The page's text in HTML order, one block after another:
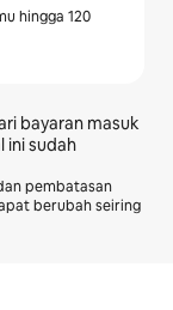
hingga 120
bayaran masuk
ini sudah
pembatasan
berubah seiring